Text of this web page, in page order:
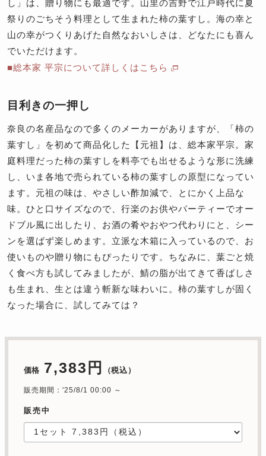
し」は、贈り物にも最適です。山里の吉野で江戸時代に夏
祭りのごちそう料理として生まれた柿の葉すし。海の幸と
山の幸がつくりあげた自然なおいしさは、どなたにも喜ん
でいただけます。
■総本家 平宗について詳しくはこちら
目利きの一押し
奈良の名産品なので多くのメーカーがありますが、「柿の
葉すし」を初めて商品化した【元祖】は、総本家平宗。家
庭料理だった柿の葉すしを料亭でも出せるような形に洗練
し、いま各地で売られている柿の葉すしの原型になってい
ます。元祖の味は、やさしい酢加減で、とにかく上品な
味。ひと口サイズなので、行楽のお供やパーティーでオー
ドブル風に出したり、お酒の肴やおやつ代わりにと、シー
ンを選ばず楽しめます。立派な木箱に入っているので、お
使いものや贈り物にもぴったりです。ちなみに、葉ごと焼
く食べ方も試してみましたが、鯖の脂が出てきて香ばしさ
も生まれ、生とは違う斬新な味わいに。柿の葉すしが固く
なった場合に、試してみては？
価格 7,383円 （税込）
販売期間：'25/8/1 00:00 ～
販売中